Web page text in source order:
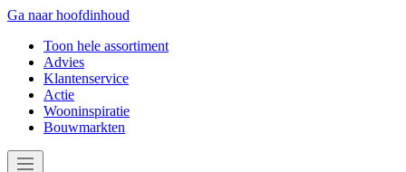
Ga naar hoofdinhoud
Toon hele assortiment
Advies
Klantenservice
Actie
Wooninspiratie
Bouwmarkten